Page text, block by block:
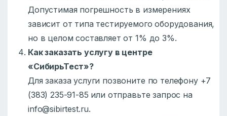
Допустимая погрешность в измерениях
зависит от типа тестируемого оборудования,
но в целом составляет от 1% до 3%.
Как заказать услугу в центре
«СибирьТест»?
Для заказа услуги позвоните по телефону +7
(383) 235-91-85 или отправьте запрос на
info@sibirtest.ru.